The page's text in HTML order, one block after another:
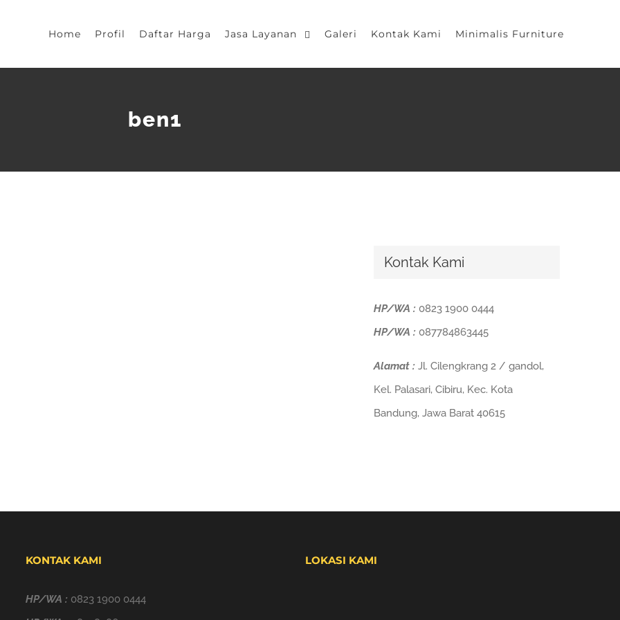
Home Profil Daftar Harga Jasa Layanan Galeri Kontak Kami Minimalis Furniture
ben1
Kontak Kami
HP/WA : 0823 1900 0444
HP/WA : 087784863445
Alamat : Jl. Cilengkrang 2 / gandol,
Kel. Palasari, Cibiru, Kec. Kota
Bandung, Jawa Barat 40615
KONTAK KAMI
HP/WA : 0823 1900 0444
LOKASI KAMI